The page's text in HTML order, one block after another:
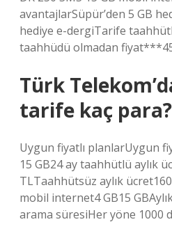
avantajlarSüpür’den 5 GB
hediye e-dergiTarife
taahhüdü olmadan
Türk
tarife kaç para?
Uygun fiyatlı planlarUygun
15 GB24 ay taahhütlü aylık
TLTaahhütsüz aylık
mobil internet4 GB15
arama süresiHer yöne 1000